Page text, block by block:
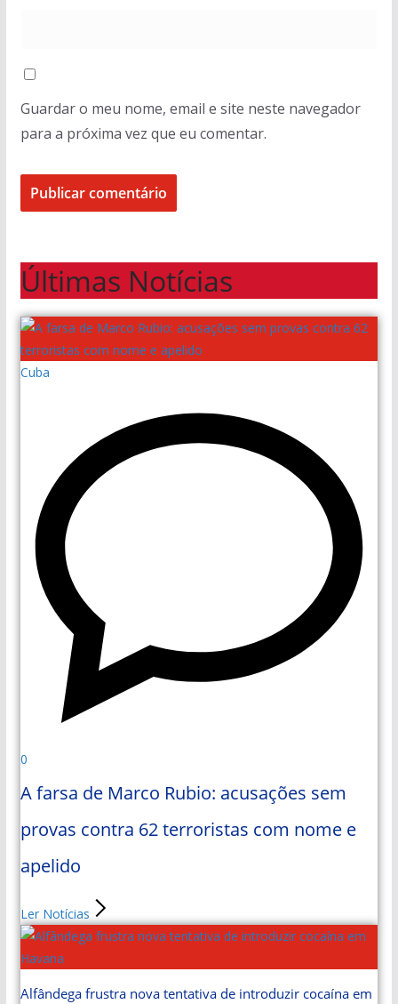
Guardar o meu nome, email e site neste navegador
para a próxima vez que eu comentar.
Últimas Notícias
Cuba
0
A farsa de Marco Rubio: acusações sem
provas contra 62 terroristas com nome e
apelido
Ler Notícias
Alfândega frustra nova tentativa de introduzir cocaína em